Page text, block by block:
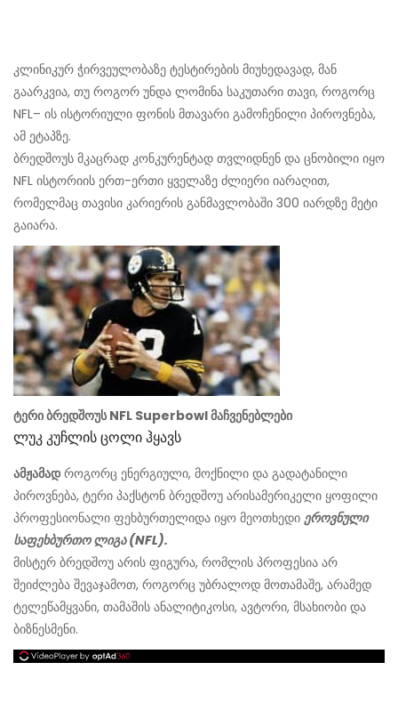
კლინიკურ ჭირვეულობაზე ტესტირების მიუხედავად, მან
გაარკვია, თუ როგორ უნდა ლომინა საკუთარი თავი, როგორც
NFL– ის ისტორიული ფონის მთავარი გამოჩენილი პიროვნება,
ამ ეტაპზე.
ბრედშოუს მკაცრად კონკურენტად თვლიდნენ და ცნობილი იყო
NFL ისტორიის ერთ-ერთი ყველაზე ძლიერი იარაღით,
რომელმაც თავისი კარიერის განმავლობაში 300 იარდზე მეტი
გაიარა.
ტერი ბრედშოუს NFL Superbowl მაჩვენებლები
Ლუკ Კუჩლის Ცოლი Ჰყავს
ამჟამადროგორც ენერგიული, მოქნილი და გადატანილი
პიროვნება, ტერი პაქსტონ ბრედშოუ არისამერიკელი ყოფილი
პროფესიონალი ფეხბურთელიდა იყო მეოთხედი ეროვნული
საფეხბურთო ლიგა (NFL).
მისტერ ბრედშოუ არის ფიგურა, რომლის პროფესია არ
შეიძლება შევაჯამოთ, როგორც უბრალოდ მოთამაშე, არამედ
ტელეწამყვანი, თამაშის ანალიტიკოსი, ავტორი, მსახიობი და
ბიზნესმენი.